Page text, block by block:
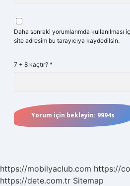
Daha sonraki yorumlarımda kullanılması
site adresim bu tarayıcıya kaydedilsin.
7 + 8 kaçtır? *
https://mobilyaclub.com https://
https://dete.com.tr Sitemap